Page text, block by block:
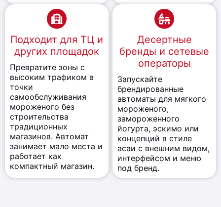
Подходит для ТЦ и
других площадок
Превратите зоны с
высоким трафиком в
точки
самообслуживания
мороженого без
строительства
традиционных
магазинов. Автомат
занимает мало места и
работает как
компактный магазин.
Десертные
бренды и сетевые
операторы
Запускайте
брендированные
автоматы для мягкого
мороженого,
замороженного
йогурта, эскимо или
концепций в стиле
асаи с внешним видом,
интерфейсом и меню
под бренд.